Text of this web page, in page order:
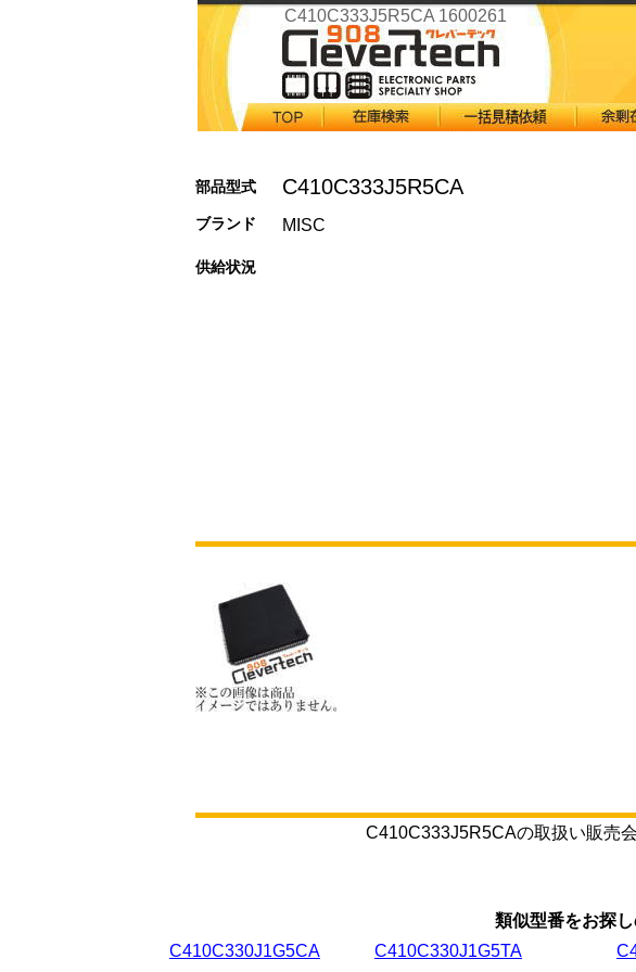
C410C333J5R5CA 1600261
部品型式 C410C333J5R5CA
ブランド MISC
供給状況
C410C333J5R5CAの取扱い販
類似型番をお探
C410C330J1G5CA
C410C330J1G5TA